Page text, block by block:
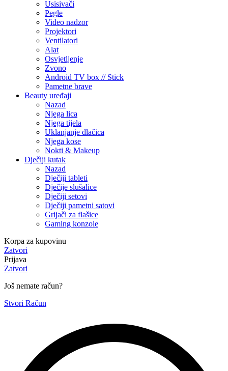
Usisivači
Pegle
Video nadzor
Projektori
Ventilatori
Alat
Osvjetljenje
Zvono
Android TV box // Stick
Pametne brave
Beauty uređaji
Nazad
Njega lica
Njega tijela
Uklanjanje dlačica
Njega kose
Nokti & Makeup
Dječiji kutak
Nazad
Dječiji tableti
Dječije slušalice
Dječiji setovi
Dječiji pametni satovi
Grijači za flašice
Gaming konzole
Korpa za kupovinu
Zatvori
Prijava
Zatvori
Još nemate račun?
Stvori Račun